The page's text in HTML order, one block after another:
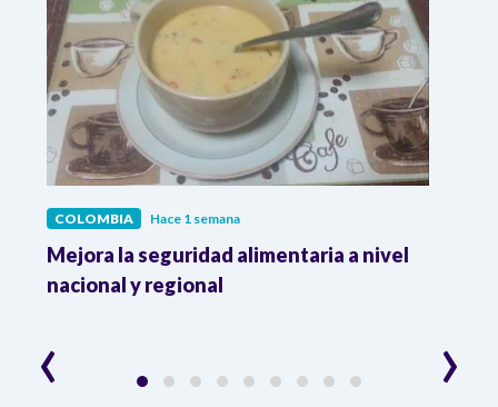
COLOMBIA Hace 1 semana
Mejora la seguridad alimentaria a nivel
nacional y regional
‹ ›